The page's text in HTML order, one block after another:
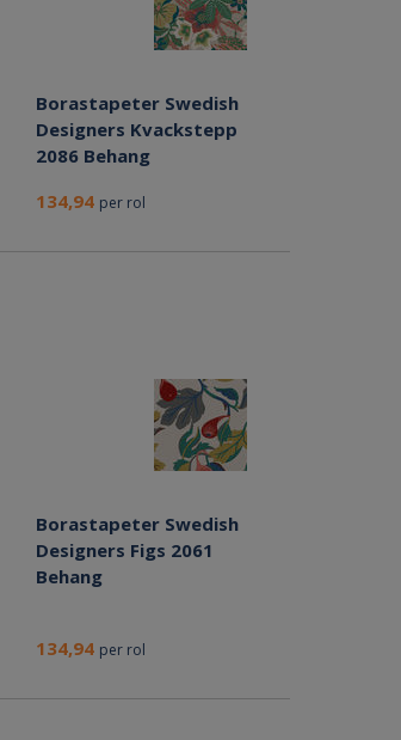
Borastapeter Swedish
Designers Kvackstepp
2086 Behang
134,94 per rol
Borastapeter Swedish
Designers Figs 2061
Behang
134,94 per rol